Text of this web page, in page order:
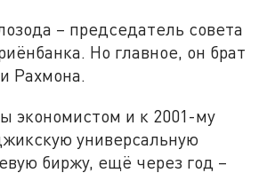
– председатель совета
Но главное, он брат
Рахмона.
экономистом и к 2001-му
универсальную
биржу, ещё через год –